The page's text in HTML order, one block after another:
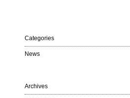
Categories
News
Archives